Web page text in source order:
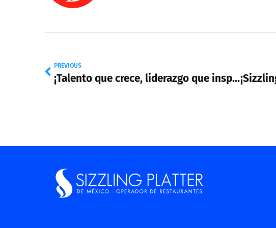
PREVIOUS
¡Talento que crece, liderazgo que inspira!